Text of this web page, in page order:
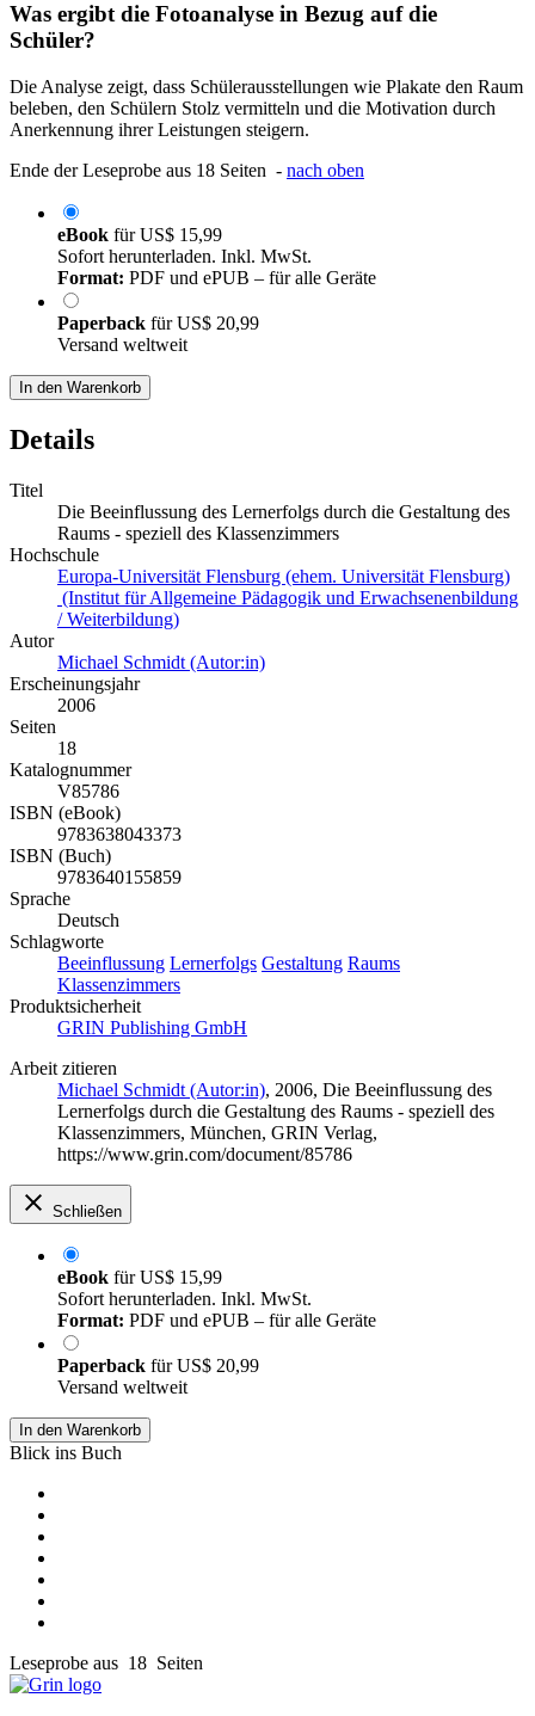
Was ergibt die Fotoanalyse in Bezug auf die
Schüler?
Die Analyse zeigt, dass Schülerausstellungen wie Plakate den Raum
beleben, den Schülern Stolz vermitteln und die Motivation durch
Anerkennung ihrer Leistungen steigern.
Ende der Leseprobe aus 18 Seiten - nach oben
eBook fürUS$ 15,99
Sofort herunterladen. Inkl. MwSt.
Format: PDF und ePUB – für alle Geräte
Paperback fürUS$ 20,99
Versand weltweit
In den Warenkorb
Details
Titel
Die Beeinflussung des Lernerfolgs durch die Gestaltung des
Raums - speziell des Klassenzimmers
Hochschule
Europa-Universität Flensburg (ehem. Universität Flensburg)
(Institut für Allgemeine Pädagogik und Erwachsenenbildung
/ Weiterbildung)
Autor
Michael Schmidt (Autor:in)
Erscheinungsjahr
2006
Seiten
18
Katalognummer
V85786
ISBN (eBook)
9783638043373
ISBN (Buch)
9783640155859
Sprache
Deutsch
Schlagworte
Beeinflussung Lernerfolgs Gestaltung Raums
Klassenzimmers
Produktsicherheit
GRIN Publishing GmbH
Arbeit zitieren
Michael Schmidt (Autor:in), 2006, Die Beeinflussung des
Lernerfolgs durch die Gestaltung des Raums - speziell des
Klassenzimmers, München, GRIN Verlag,
https://www.grin.com/document/85786
Schließen
eBook fürUS$ 15,99
Sofort herunterladen. Inkl. MwSt.
Format: PDF und ePUB – für alle Geräte
Paperback fürUS$ 20,99
Versand weltweit
In den Warenkorb
Blick ins Buch
Leseprobe aus 18 Seiten